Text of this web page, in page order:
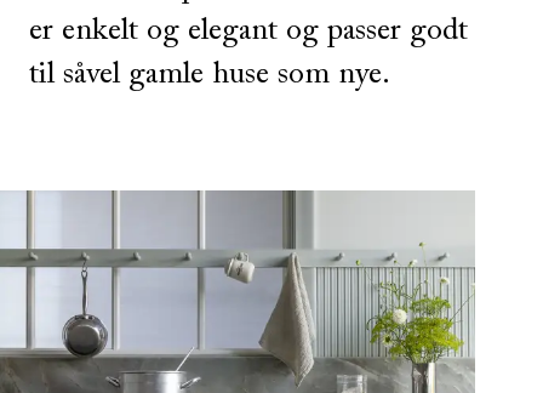
er enkelt og elegant og passer godt
til såvel gamle huse som nye.